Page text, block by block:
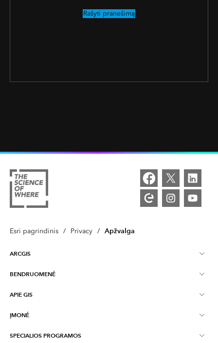
Rašyti pranešimą
Esri pagrindinis / Privacy / Apžvalga
ARCGIS
ArcGIS apžvalga
Žemėlapių sudarymas
BENDRUOMENĖ
Esri Community
ArcGIS tinklaraštis
APIE GIS
Kas yra GIS?
Geografinė Analizė
ĮMONĖ
Apie Esri
SPECIALIOS PROGRAMOS